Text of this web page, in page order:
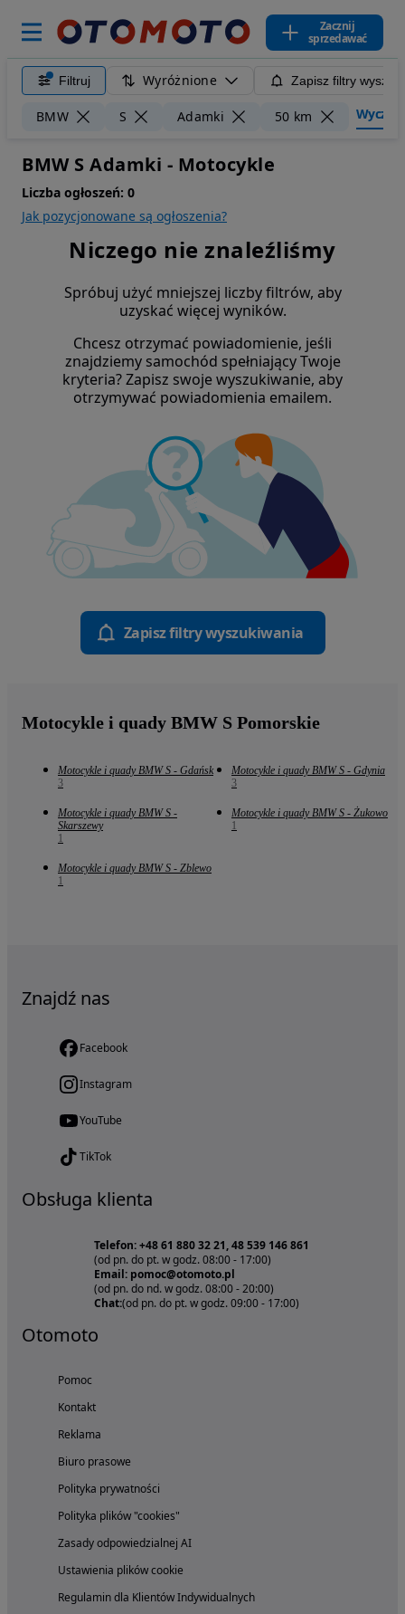
Zacznij
sprzedawać
Filtruj Wyróżnione Zapisz filtry
BMW S Adamki 50 km
BMW S Adamki - Motocykle
Liczba ogłoszeń: 0
Jak pozycjonowane są ogłoszenia?
Niczego nie znaleźliśmy
Spróbuj użyć mniejszej liczby filtrów, aby
uzyskać więcej wyników.
Chcesz otrzymać powiadomienie, jeśli
znajdziemy samochód spełniający Twoje
kryteria? Zapisz swoje wyszukiwanie, aby
otrzymywać powiadomienia emailem.
Zapisz filtry wyszukiwania
Motocykle i quady BMW S Pomorskie
Motocykle i quady BMW S - Gdańsk
3
Motocykle i quady BMW S - Gdynia
3
Motocykle i quady BMW S -
Skarszewy
1
Motocykle i quady BMW S - Żukowo
1
Motocykle i quady BMW S - Zblewo
1
Znajdź nas
Facebook
Instagram
YouTube
TikTok
Obsługa klienta
Telefon: +48 61 880 32 21, 48 539 146 861
(od pn. do pt. w godz. 08:00 - 17:00)
Email: pomoc@otomoto.pl
(od pn. do nd. w godz. 08:00 - 20:00)
Chat:(od pn. do pt. w godz. 09:00 - 17:00)
Otomoto
Pomoc
Kontakt
Reklama
Biuro prasowe
Polityka prywatności
Polityka plików "cookies"
Zasady odpowiedzialnej AI
Ustawienia plików cookie
Regulamin dla Klientów Indywidualnych